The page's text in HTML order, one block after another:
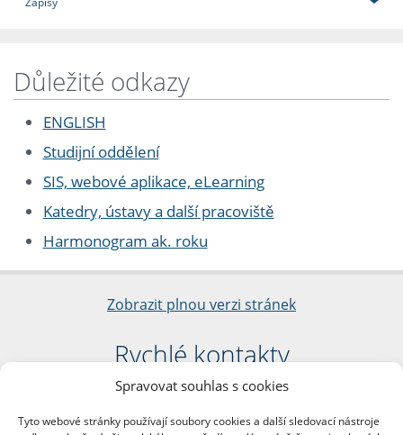
Spravovat souhlas s cookies
Tyto webové stránky používají soubory cookies a další sledovací nástroje
Důležité odkazy
ENGLISH
Studijní oddělení
SIS, webové aplikace, eLearning
Katedry, ústavy a další pracoviště
Harmonogram ak. roku
Zobrazit plnou verzi stránek
Rychlé kontakty
Filozofická fakulta
nám. Jana Palacha 1/2